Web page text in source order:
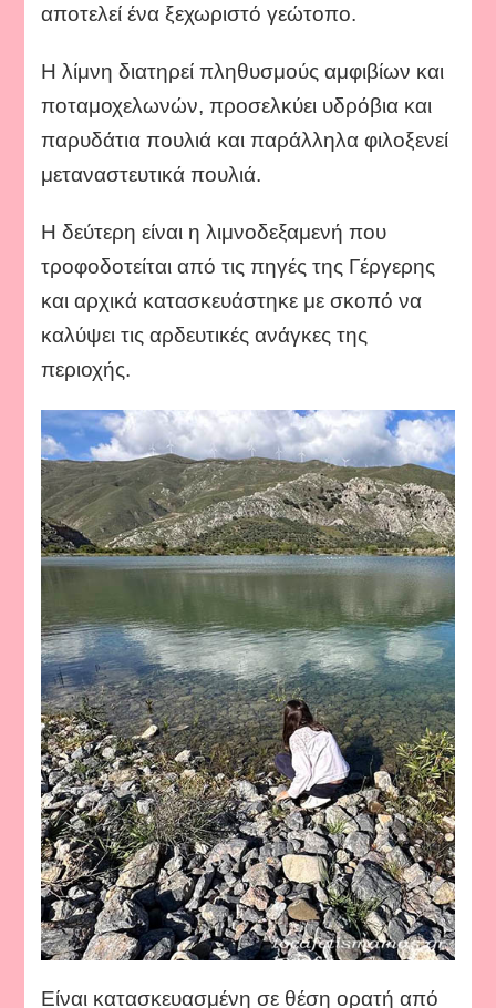
αποτελεί ένα ξεχωριστό γεώτοπο.
Η λίμνη διατηρεί πληθυσμούς αμφιβίων και
ποταμοχελωνών, προσελκύει υδρόβια και
παρυδάτια πουλιά και παράλληλα φιλοξενεί
μεταναστευτικά πουλιά.
Η δεύτερη είναι η λιμνοδεξαμενή που
τροφοδοτείται από τις πηγές της Γέργερης
και αρχικά κατασκευάστηκε με σκοπό να
καλύψει τις αρδευτικές ανάγκες της
περιοχής.
Είναι κατασκευασμένη σε θέση ορατή από